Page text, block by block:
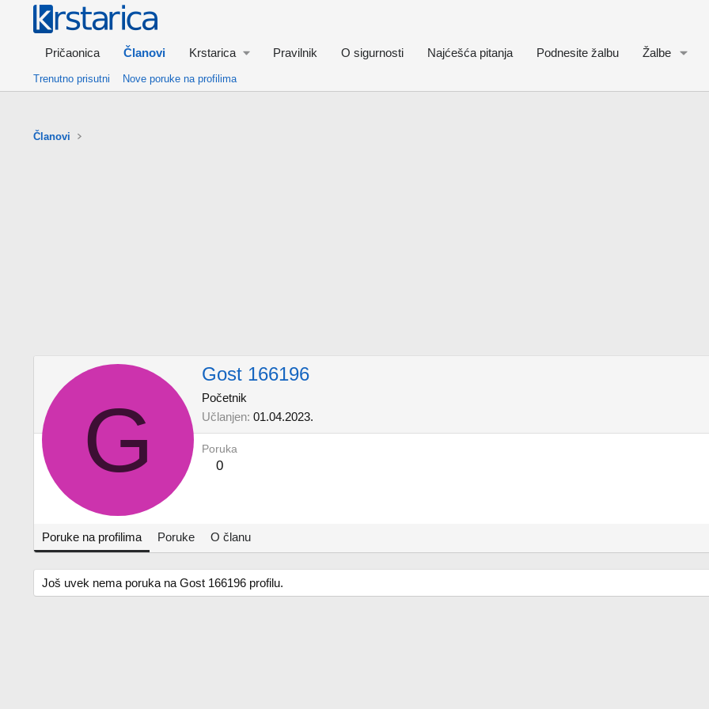
Pričaonica Članovi Krstarica Pravilnik O sigurnosti Najćešća pitanja Podnesite žalbu Žalbe
Trenutno prisutni Nove poruke na profilima
Članovi
G
Gost 166196
Početnik
Učlanjen 01.04.2023.
Poruka
0
Poruke na profilima Poruke O članu
Još uvek nema poruka na Gost 166196 profilu.